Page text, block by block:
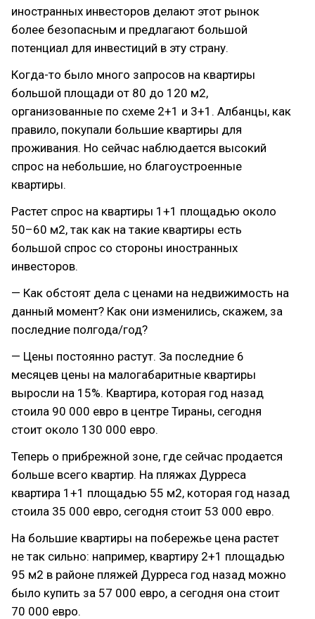
иностранных инвесторов делают этот рынок
более безопасным и предлагают большой
потенциал для инвестиций в эту страну.
Когда-то было много запросов на квартиры
большой площади от 80 до 120 м2,
организованные по схеме 2+1 и 3+1. Албанцы, как
правило, покупали большие квартиры для
проживания. Но сейчас наблюдается высокий
спрос на небольшие, но благоустроенные
квартиры.
Растет спрос на квартиры 1+1 площадью около
50–60 м2, так как на такие квартиры есть
большой спрос со стороны иностранных
инвесторов.
— Как обстоят дела с ценами на недвижимость на
данный момент? Как они изменились, скажем, за
последние полгода/год?
— Цены постоянно растут. За последние 6
месяцев цены на малогабаритные квартиры
выросли на 15%. Квартира, которая год назад
стоила 90 000 евро в центре Тираны, сегодня
стоит около 130 000 евро.
Теперь о прибрежной зоне, где сейчас продается
больше всего квартир. На пляжах Дурреса
квартира 1+1 площадью 55 м2, которая год назад
стоила 35 000 евро, сегодня стоит 53 000 евро.
На большие квартиры на побережье цена растет
не так сильно: например, квартиру 2+1 площадью
95 м2 в районе пляжей Дурреса год назад можно
было купить за 57 000 евро, а сегодня она стоит
70 000 евро.